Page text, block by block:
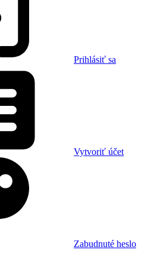
Prihlásiť sa
Vytvoriť účet
Zabudnuté heslo